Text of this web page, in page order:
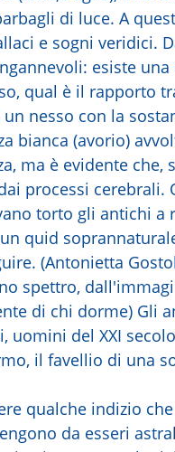
di luce. A
e sogni veridici.
esiste
qual è il rapporto
nesso con la
bianca (avorio)
ma è evidente che,
processi cerebrali.
torto gli antichi a
quid
(Antonietta
spettro,
di chi dorme) Gli
del XXI
il favellio di una
qualche indizio
da esseri